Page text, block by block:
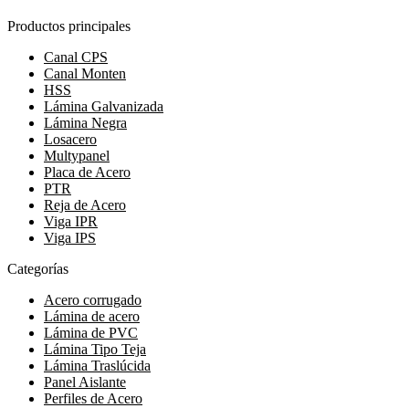
Productos principales
Canal CPS
Canal Monten
HSS
Lámina Galvanizada
Lámina Negra
Losacero
Multypanel
Placa de Acero
PTR
Reja de Acero
Viga IPR
Viga IPS
Categorías
Acero corrugado
Lámina de acero
Lámina de PVC
Lámina Tipo Teja
Lámina Traslúcida
Panel Aislante
Perfiles de Acero